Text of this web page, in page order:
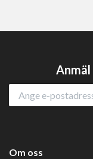
Om oss